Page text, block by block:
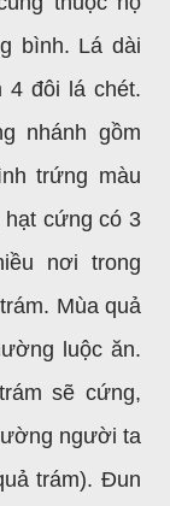
bình. Lá dài
4 đôi lá chét.
nhánh gồm
trứng màu
hạt cứng có 3
nơi trong
Mùa quả
luộc ăn.
sẽ cứng,
người ta
trám). Đun